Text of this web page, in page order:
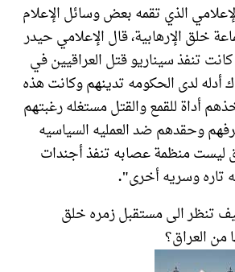
الذي تقمه بعض وسائل الإعلام
خلق الإرهابية، قال الإعلامي حيدر
تنفذ سيناريو قتل العراقيين في
أدله لدى الحكومه تدينهم وكانت هذه
أداة للقمع والقتل مستغله رغبتهم
وحقدهم ضد العمليه السياسيه
ليست منظمة عصابه تنفذ أجندات
تاره وسريه أخرى".
تنظر الى مستقبل زمره خلق
من العراق؟